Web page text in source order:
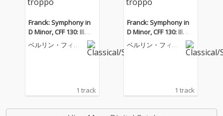
Franck: Symphony in
D Minor, CFF 130: III. All
egro non troppo
ベルリン・フィル
1 track
Franck: Symphony in
D Minor, CFF 130: III. All
egro non troppo
ベルリン・フィル
1 track